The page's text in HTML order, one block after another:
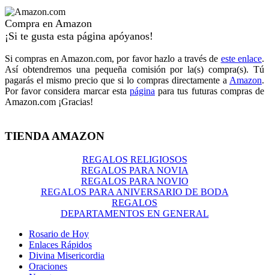
Compra en Amazon
¡Si te gusta esta página apóyanos!
Si compras en Amazon.com, por favor hazlo a través de este enlace.
Así obtendremos una pequeña comisión por la(s) compra(s). Tú
pagarás el mismo precio que si lo compras directamente a Amazon.
Por favor considera marcar esta página para tus futuras compras de
Amazon.com ¡Gracias!
TIENDA AMAZON
REGALOS RELIGIOSOS
REGALOS PARA NOVIA
REGALOS PARA NOVIO
REGALOS PARA ANIVERSARIO DE BODA
REGALOS
DEPARTAMENTOS EN GENERAL
Rosario de Hoy
Enlaces Rápidos
Divina Misericordia
Oraciones